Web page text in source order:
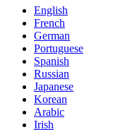
English
French
German
Portuguese
Spanish
Russian
Japanese
Korean
Arabic
Irish